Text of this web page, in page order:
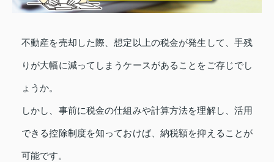
不動産を売却した際、想定以上の税金が発生して、手残
りが大幅に減ってしまうケースがあることをご存じでし
ょうか。
しかし、事前に税金の仕組みや計算方法を理解し、活用
できる控除制度を知っておけば、納税額を抑えることが
可能です。